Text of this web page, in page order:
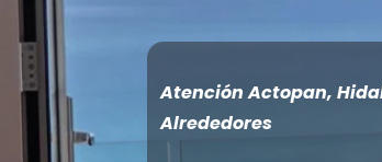
Atención Actopan,
Alrededores